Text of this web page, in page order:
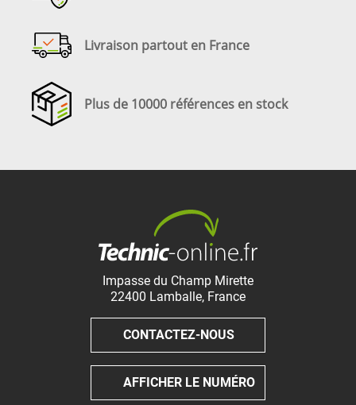
Livraison partout en France
Plus de 10000 références en stock
Impasse du Champ Mirette
22400 Lamballe, France
CONTACTEZ-NOUS
AFFICHER LE NUMÉRO